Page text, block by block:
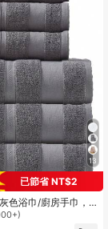
13
已節省 NT$2
色浴巾/廚房手巾，
用，適合四季，快